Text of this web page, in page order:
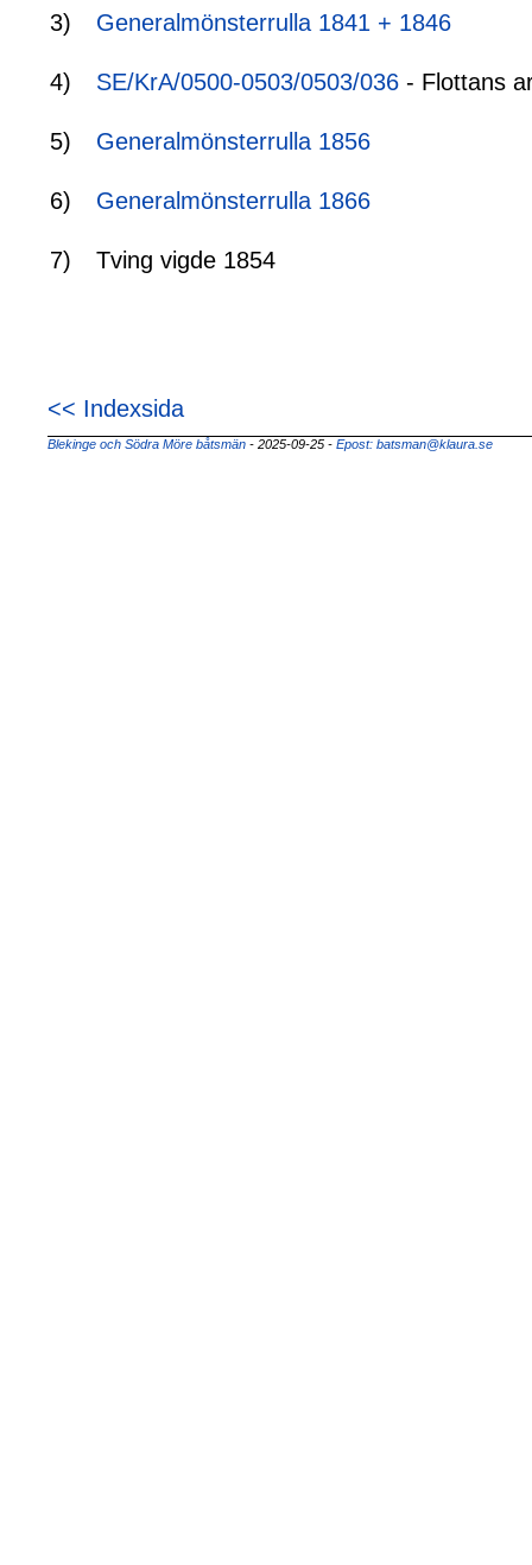
3) Generalmönsterrulla 1841 + 1846
4) SE/KrA/0500-0503/0503/036 - Flottans
5) Generalmönsterrulla 1856
6) Generalmönsterrulla 1866
7) Tving vigde 1854
<< Indexsida
Blekinge och Södra Möre båtsmän - 2025-09-25 - Epost: batsman@klaura.se